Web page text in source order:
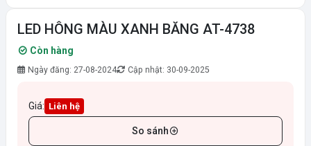
LED HÔNG MÀU XANH BĂNG AT-4738
Còn hàng
Ngày đăng: 27-08-2024 Cập nhật: 30-09-2025
Giá: Liên hệ
So sánh